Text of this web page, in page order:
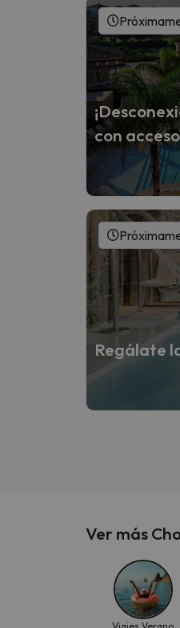
con
Regálate
Ver más